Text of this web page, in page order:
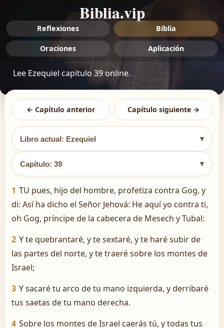
Biblia.vip
Reflexiones Biblia
Oraciones Aplicación
Lee Ezequiel capitulo 39 online.
← Capítulo anterior Capítulo siguiente →
Libro actual: Ezequiel ▾
Capítulo: 39 ▾
1 TU pues, hijo del hombre, profetiza contra Gog, y
di: Así ha dicho el Señor Jehová: He aquí yo contra ti,
oh Gog, príncipe de la cabecera de Mesech y Tubal:
2 Y te quebrantaré, y te sextaré, y te haré subir de
las partes del norte, y te traeré sobre los montes de
Israel;
3 Y sacaré tu arco de tu mano izquierda, y derribaré
tus saetas de tu mano derecha.
4 Sobre los montes de Israel caerás tú, y todas tus